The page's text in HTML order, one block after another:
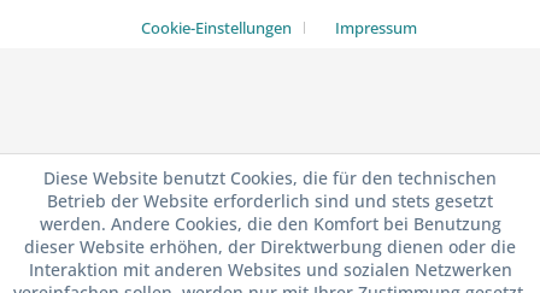
Cookie-Einstellungen
Impressum
Diese Website benutzt Cookies, die für den technischen
Betrieb der Website erforderlich sind und stets gesetzt
werden. Andere Cookies, die den Komfort bei Benutzung
dieser Website erhöhen, der Direktwerbung dienen oder die
Interaktion mit anderen Websites und sozialen Netzwerken